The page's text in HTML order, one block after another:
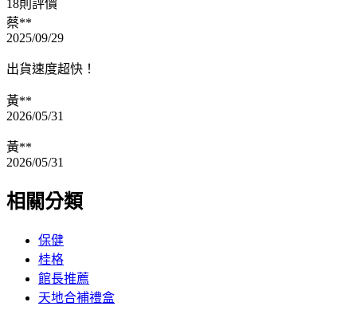
18則評價
蔡**
2025/09/29
出貨速度超快！
黃**
2026/05/31
黃**
2026/05/31
相關分類
保健
桂格
館長推薦
天地合補禮盒